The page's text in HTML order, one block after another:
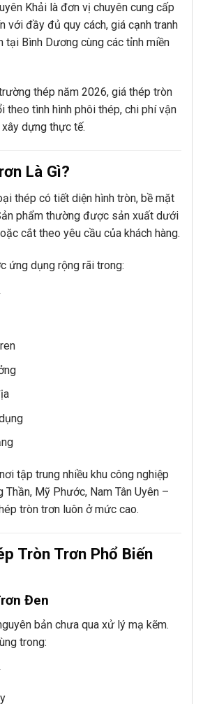
Khải là đơn vị chuyên cung cấp
với đầy đủ quy cách, giá cạnh tranh
tại Bình Dương cùng các tỉnh miền
thép năm 2026, giá thép tròn
theo tình hình phôi thép, chi phí vận
dựng thực tế.
Là Gì?
thép có tiết diện hình tròn, bề mặt
phẩm thường được sản xuất dưới
cắt theo yêu cầu của khách hàng.
ứng dụng rộng rãi trong:
tập trung nhiều khu công nghiệp
Thần, Mỹ Phước, Nam Tân Uyên –
tròn trơn luôn ở mức cao.
Tròn Trơn Phổ Biến
Đen
bản chưa qua xử lý mạ kẽm.
trong: